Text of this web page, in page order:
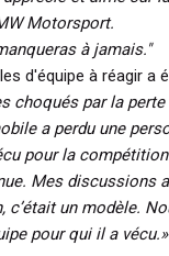
Motorsport.
à jamais."
d'équipe à réagir a
choqués par la
a perdu une
pour la
Mes discussions
c’était un modèle.
pour qui il a vécu.»